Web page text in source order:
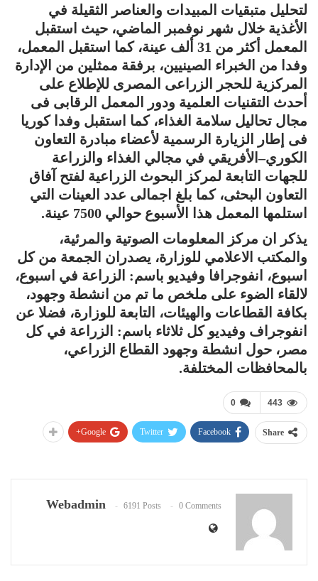
لتحليل متبقيات المبيدات والعناصر الثقيلة في
الأغذية خلال شهر نوفمبر الماضي، حيث استقبل
المعمل أكثر من 31 ألف عينة، كما استقبل المعمل،
وفدا من الخبراء الصينيين، برفقة ممثلين من الإدارة
المركزية للحجر الزراعى المصرى للإطلاع على
أحدث التقنيات العلمية ودور المعمل الرقابى فى
مجال تحاليل سلامة الغذاء، كما استقبل وفدا كوريا
فى إطار الزيارة الرسمية لأعضاء مبادرة التعاون
الكوري–الأفريقي في مجالي الغذاء والزراعة
للجهات التابعة لمركز البحوث الزراعية لفتح آفاق
التعاون البحثى، كما بلغ اجمالى عدد العينات التي
استلمها المعمل هذا الأسبوع حوالي 7500 عينة.
يذكر ان مركز المعلومات الصوتية والمرئية،
والمكتب الاعلامي للوزارة، يصدران الجمعة من كل
اسبوع، انفوجرافا وفيديو باسم: الزراعة في اسبوع،
لالقاء الضوء على ملخص ما تم من انشطة وجهود،
بكافة القطاعات والهيئات، التابعة للوزارة، فضلا عن
انفوجراف وفيديو كل ثلاثاء باسم: الزراعة في كل
مصر، حول انشطة وجهود القطاع الزراعي،
بالمحافظات المختلفة.
0 443
Share
Facebook
Twitter
Google+
Webadmin 6191 Posts 0 Comments